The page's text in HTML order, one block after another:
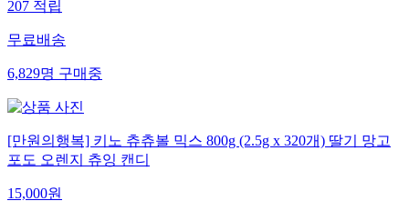
207적립
무료배송
6,829명구매중
[만원의행복] 키노 츄츄볼 믹스 800g (2.5g x 320개) 딸기 망고
포도 오렌지 츄잉 캔디
15,000원